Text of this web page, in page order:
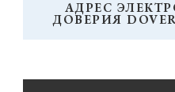
АДРЕС
ДОВЕРИЯ